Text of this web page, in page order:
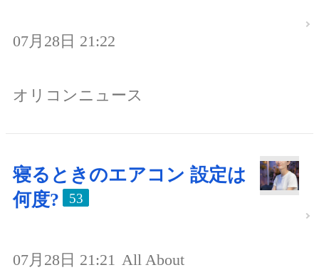
07月28日 21:22
オリコンニュース
寝るときのエアコン 設定は
何度?
53
07月28日 21:21 All About